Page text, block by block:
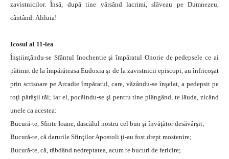
zavistnicilor. Însă, după tine vărsând lacrimi, slăveau pe Dumnezeu,
cântând: Aliluia!
Icosul al 11-lea
Înştiinţându-se Sfântul Inochentie şi împăratul Onorie de pedepsele ce ai
pătimit de la împărăteasa Eudoxia şi de la zavistnicii episcopi, au înfricoşat
prin scrisoare pe Arcadie împăratul, care, văzându-se înşelat, a pedepsit pe
toţi pârâşii tăi; iar el, pocăindu-se şi pentru tine plângând, te lăuda, zicând
unele ca acestea:
Bucură-te, Sfinte Ioane, dascălul nostru cel bun şi învăţător desăvârşit;
Bucură-te, că darurile Sfinţilor Apostoli ţi-au fost drept mostenire;
Bucură-te, că, răbdând nedreptatea, acum te bucuri de fericire;